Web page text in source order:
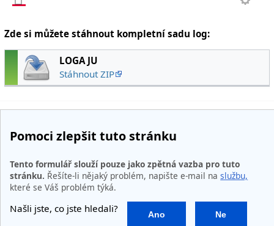
Zde si můžete stáhnout kompletní sadu log:
LOGA JU
Stáhnout ZIP
Pomoci zlepšit tuto stránku
Tento formulář slouží pouze jako zpětná vazba pro tuto
stránku. Řešíte-li nějaký problém, napište e-mail naslužbu,
které se Váš problém týká.
Našli jste, co jste hledali? Ano Ne